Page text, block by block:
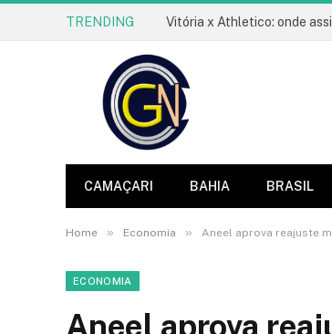
TRENDING
CAMAÇARI BAHIA BRASIL
Home » Economia » Aneel aprova reajuste
ECONOMIA
Aneel aprova